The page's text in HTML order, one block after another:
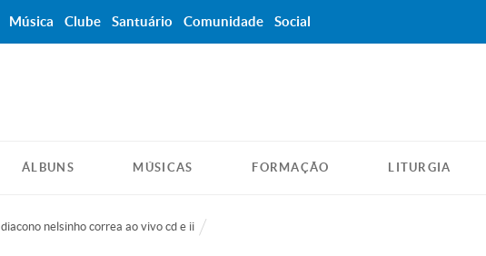
ÁLBUNS MÚSICAS FORMAÇÃO LITURGIA
diacono nelsinho correa ao vivo cd e ii
Música Clube Santuário Comunidade Social